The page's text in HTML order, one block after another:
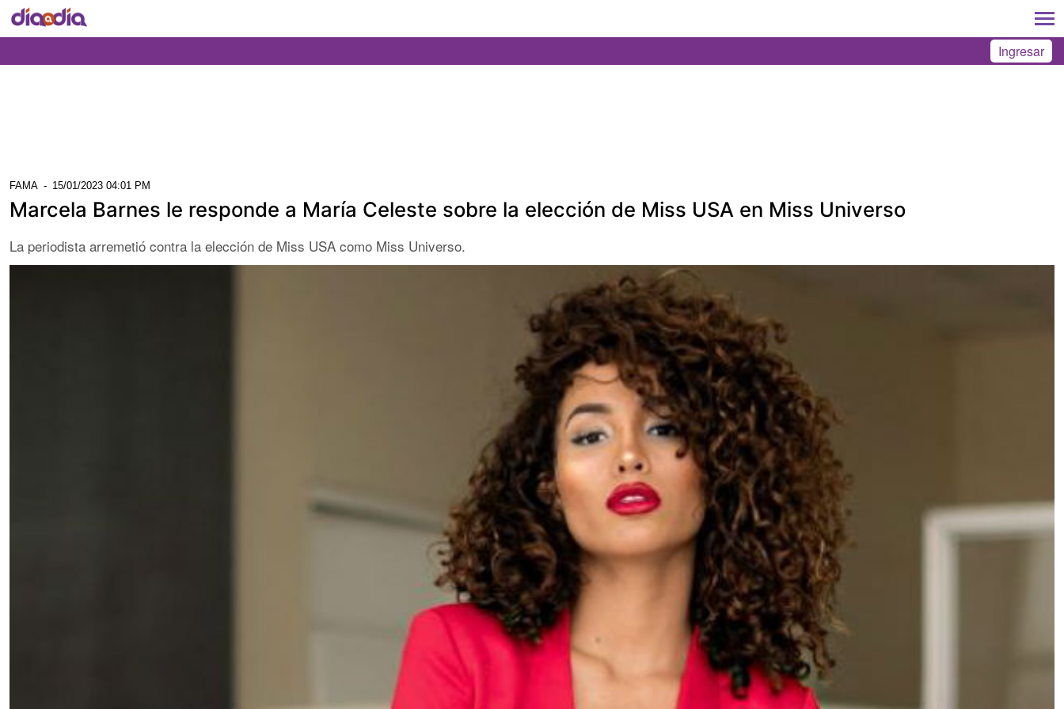
Ingresar
FAMA - 15/01/2023 04:01 PM
Marcela Barnes le responde a María Celeste sobre la elección de Miss USA en Miss Universo
La periodista arremetió contra la elección de Miss USA como Miss Universo.